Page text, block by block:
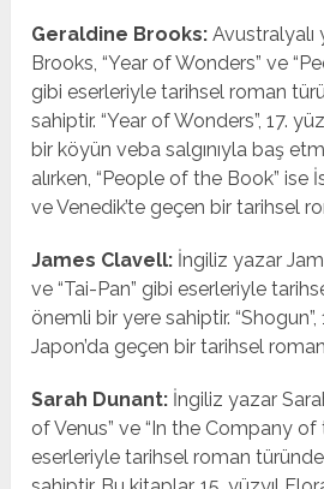
Geraldine Brooks: Avustralyalı
Brooks, “Year of Wonders” ve
gibi eserleriyle tarihsel roman
sahiptir. “Year of Wonders”, 17.
bir köyün veba salgınıyla baş
alırken, “People of the Book” ise
ve Venedik’te geçen bir tarihsel
James Clavell: İngiliz yazar
ve “Tai-Pan” gibi eserleriyle
önemli bir yere sahiptir. “Shogun”,
Japon’da geçen bir tarihsel
Sarah Dunant: İngiliz yazar
of Venus” ve “In the Company of
eserleriyle tarihsel roman